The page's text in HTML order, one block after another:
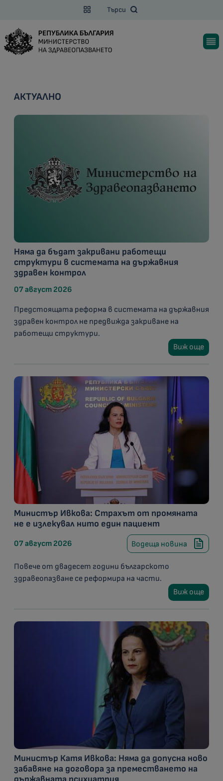
Търси
АКТУАЛНО
Няма да бъдат закривани работещи
структури в системата на държавния
здравен контрол
07 август 2026
Предстоящата реформа в системата на държавния
здравен контрол не предвижда закриване на
работещи структури.
Виж още
Министър Ивкова: Страхът от промяната
не е излекувал нито един пациент
07 август 2026 Водеща новина
Повече от двадесет години българското
здравеопазване се реформира на части.
Виж още
Министър Катя Ивкова: Няма да допусна ново
забавяне на договора за преместването на